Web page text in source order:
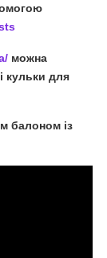
можна
кульки для
балоном із